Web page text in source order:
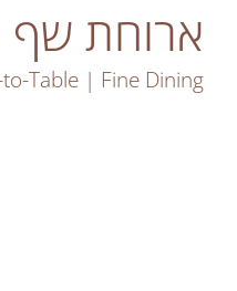
ארוחת שף
Table | Fine Dining